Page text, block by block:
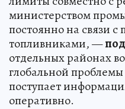
министерством
постоянно на связи с
топливниками, —
отдельных районах
глобальной
поступает
оперативно.